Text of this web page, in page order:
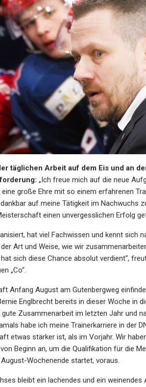
täglichen Arbeit auf dem Eis und an
„Ich freue mich auf die neue
große Ehre mit so einem erfahrenen
auf meine Tätigkeit im Nachwuchs
einen unvergesslichen Erfolg
hat viel Fachwissen und kennt sich
Art und Weise, wie wir
sich diese Chance absolut verdient“,
„Co“.
Anfang August am Gutenbergweg
Englbrecht bereits in dieser Woche in
Zusammenarbeit im letzten Jahr und
habe ich meine Trainerkarriere in der
etwas stärker ist, als im Vorjahr. Wir
Beginn an, um die Qualifikation für die
Wochenende startet, voraus.
bleibt ein lachendes und ein